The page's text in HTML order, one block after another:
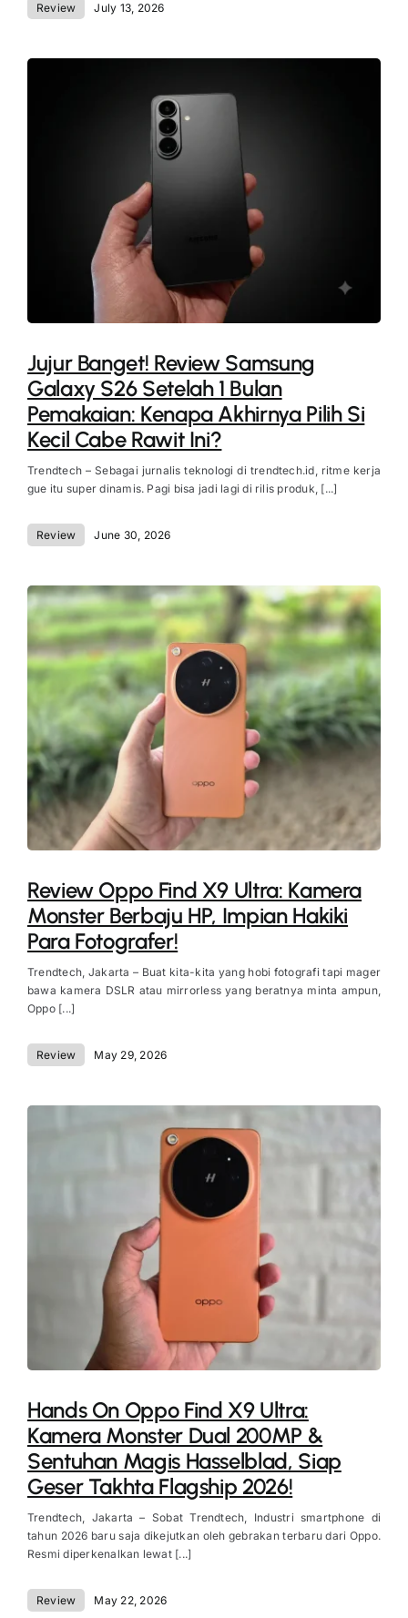
Review July 13, 2026
Jujur Banget! Review Samsung
Galaxy S26 Setelah 1 Bulan
Pemakaian: Kenapa Akhirnya Pilih Si
Kecil Cabe Rawit Ini?
Trendtech – Sebagai jurnalis teknologi di trendtech.id, ritme kerja
gue itu super dinamis. Pagi bisa jadi lagi di rilis produk, [...]
Review June 30, 2026
Review Oppo Find X9 Ultra: Kamera
Monster Berbaju HP, Impian Hakiki
Para Fotografer!
Trendtech, Jakarta – Buat kita-kita yang hobi fotografi tapi mager
bawa kamera DSLR atau mirrorless yang beratnya minta ampun,
Oppo [...]
Review May 29, 2026
Hands On Oppo Find X9 Ultra:
Kamera Monster Dual 200MP &
Sentuhan Magis Hasselblad, Siap
Geser Takhta Flagship 2026!
Trendtech, Jakarta – Sobat Trendtech, Industri smartphone di
tahun 2026 baru saja dikejutkan oleh gebrakan terbaru dari Oppo.
Resmi diperkenalkan lewat [...]
Review May 22, 2026